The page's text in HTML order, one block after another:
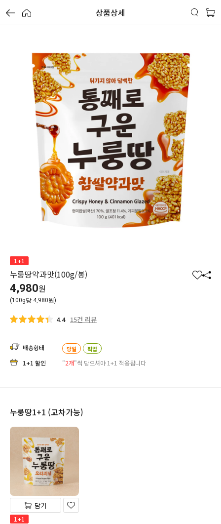
상품상세
1+1
누룽땅약과맛(100g/봉)
찜 공
4,980원
(100g당 4,980원)
4.4 15건 리뷰
배송형태 당일 픽업
1+1 할인 "2개"씩 담으셔야 1+1 적용됩니다
누룽땅1+1 (교차가능)
담기
1+1
할
인
전
가
격
가
격
별
5
개
만
점
중
할
인
전
가
격
가
격
별
5
개
만
점
중